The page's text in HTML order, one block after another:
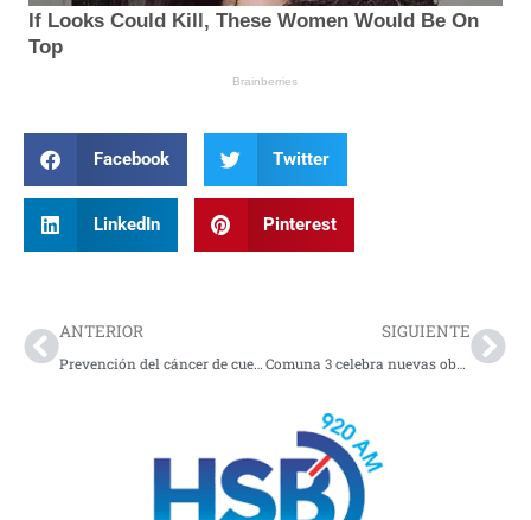
Facebook Twitter
LinkedIn Pinterest
ANTERIOR
Prevención del cáncer de cuello uterino en Pasto.
SIGUIENTE
Comuna 3 celebra nuevas obras